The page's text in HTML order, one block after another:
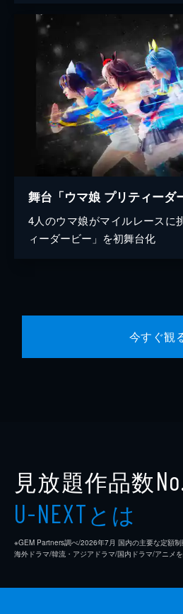
4人のウマ娘がマイルレースに
ィーダービー」を初舞台化
今すぐ観
見放題作品数
U-NEXTとは
※GEM Partners調べ/2026年7⽉ 国内の主要な定額
海外ドラマ/韓流・アジアドラマ/国内ドラマ/アニメ